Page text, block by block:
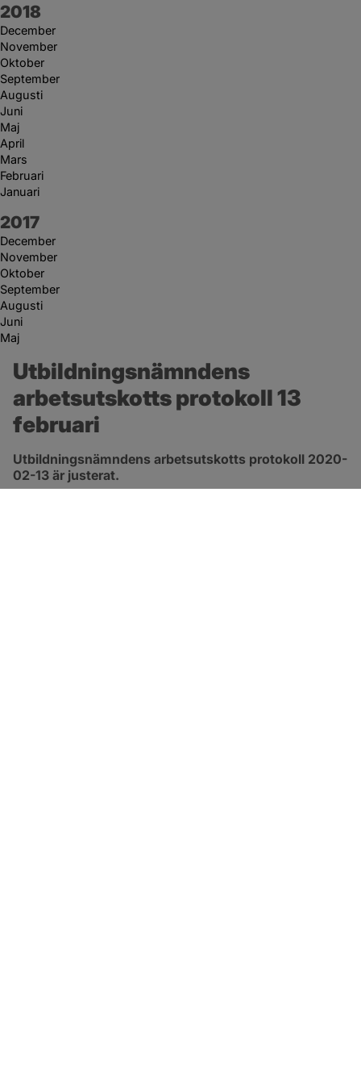
År:
2018
December
November
Oktober
September
Augusti
Juni
Maj
April
Mars
Februari
Januari
År:
2017
December
November
Oktober
September
Augusti
Juni
Maj
Utbildningsnämndens
arbetsutskotts protokoll 13
februari
Utbildningsnämndens arbetsutskotts protokoll 2020-
02-13 är justerat.